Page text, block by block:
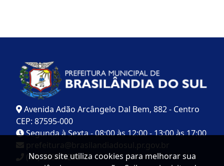
Avenida Adão Arcângelo Dal Bem, 882 - Centro
CEP: 87595-000
Segunda à Sexta - 08:00 às 12:00 - 13:00 às 17:00
prefeitura@brasilandiadosul.pr.gov.br
(44) 3654-1235
Nosso site utiliza cookies para melhorar sua